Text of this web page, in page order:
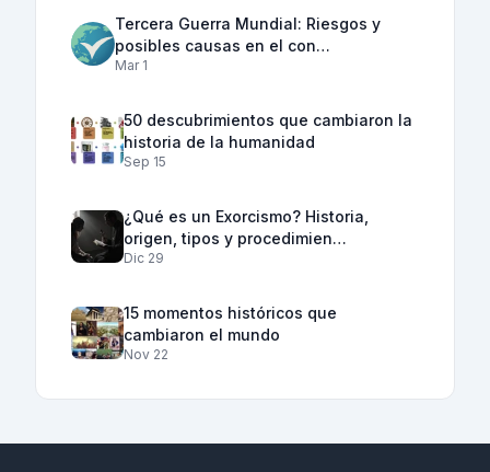
Tercera Guerra Mundial: Riesgos y
posibles causas en el con…
Mar 1
50 descubrimientos que cambiaron la
historia de la humanidad
Sep 15
¿Qué es un Exorcismo? Historia,
origen, tipos y procedimien…
Dic 29
15 momentos históricos que
cambiaron el mundo
Nov 22